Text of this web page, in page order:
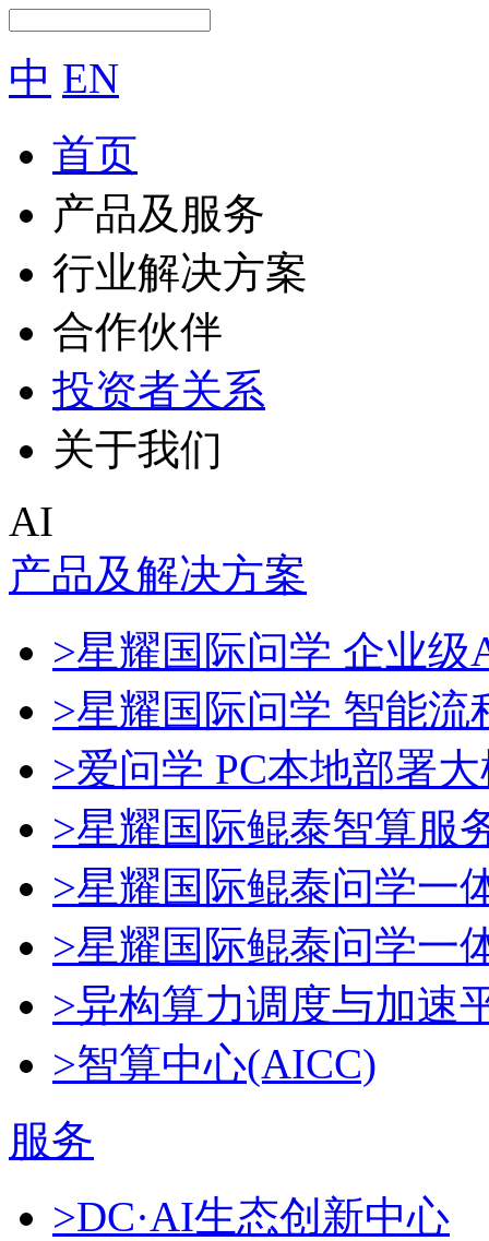
中 EN
首页
产品及服务
行业解决方案
合作伙伴
投资者关系
关于我们
AI
产品及解决方案
>星耀国际问学 企业级
>星耀国际问学 智能流
>爱问学 PC本地部署
>星耀国际鲲泰智算服
>星耀国际鲲泰问学一
>星耀国际鲲泰问学一
>异构算力调度与加速
>智算中心(AICC)
服务
>DC·AI生态创新中心